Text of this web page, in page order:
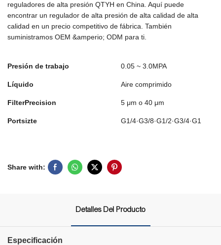
reguladores de alta presión QTYH en China. Aquí puede
encontrar un regulador de alta presión de alta calidad de alta
calidad en un precio competitivo de fábrica. También
suministramos OEM &amperio; ODM para ti.
Presión de trabajo 0.05 ~ 3.0MPA
Líquido Aire comprimido
FilterPrecision 5 μm o 40 μm
Portsizte G1/4·G3/8·G1/2·G3/4·G1
Share with:
Detalles Del Producto
Especificación